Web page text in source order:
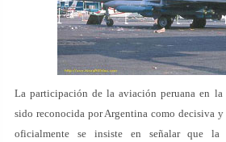
La participación de la aviación peruana en
sido reconocida por Argentina como decisiva
oficialmente se insiste en señalar que